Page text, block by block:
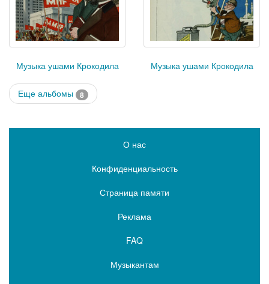
Музыка ушами Крокодила Музыка ушами Крокодила
Еще альбомы 8
О нас
Конфиденциальность
Страница памяти
Реклама
FAQ
Музыкантам